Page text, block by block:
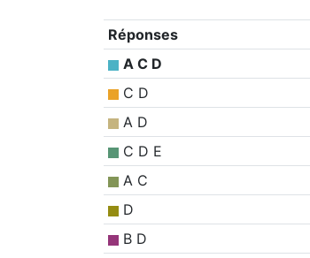
Réponses
A C D
C D
A D
C D E
A C
D
B D